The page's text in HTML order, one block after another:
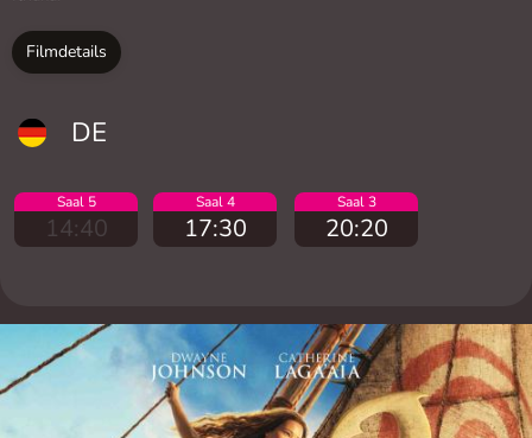
Filmdetails
DE
Saal 5
14:40
Saal 4
17:30
Saal 3
20:20